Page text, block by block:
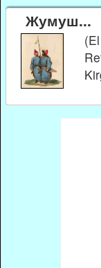
Жумуш...